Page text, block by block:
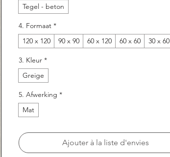
Tegel - beton
4. Formaat *
120 x 120
90 x 90 60 x 120 60 x 60 30 x 60
3. Kleur *
Greige
5. Afwerking *
Mat
Ajouter à la liste d'envies